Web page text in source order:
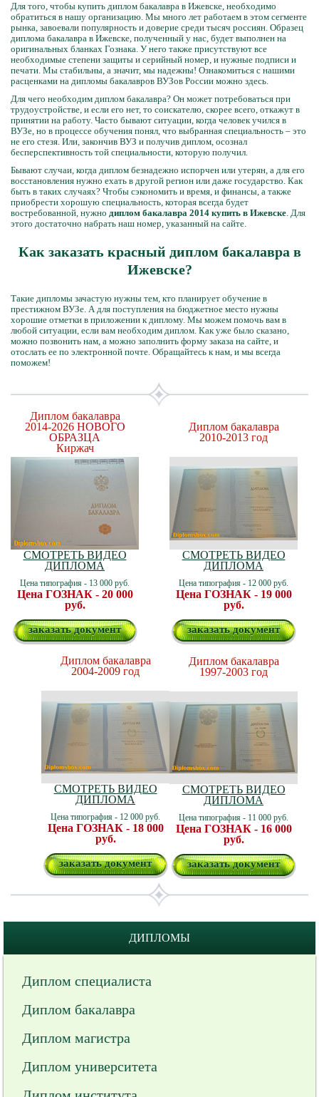
Для того, чтобы купить диплом бакалавра в Ижевске, необходимо
обратиться в нашу организацию. Мы много лет работаем в этом сегменте
рынка, завоевали популярность и доверие среди тысяч россиян. Образец
диплома бакалавра в Ижевске, полученный у нас, будет выполнен на
оригинальных бланках Гознака. У него также присутствуют все
необходимые степени защиты и серийный номер, и нужные подписи и
печати. Мы стабильны, а значит, мы надежны! Ознакомиться с нашими
расценками на дипломы бакалавров ВУЗов России можно здесь.
Для чего необходим диплом бакалавра? Он может потребоваться при
трудоустройстве, и если его нет, то соискателю, скорее всего, откажут в
принятии на работу. Часто бывают ситуации, когда человек учился в
ВУЗе, но в процессе обучения понял, что выбранная специальность – это
не его стезя. Или, закончив ВУЗ и получив диплом, осознал
бесперспективность той специальности, которую получил.
Бывают случаи, когда диплом безнадежно испорчен или утерян, а для его
восстановления нужно ехать в другой регион или даже государство. Как
быть в таких случаях? Чтобы сэкономить и время, и финансы, а также
приобрести хорошую специальность, которая всегда будет
востребованной, нужно диплом бакалавра 2014 купить в Ижевске. Для
этого достаточно набрать наш номер, указанный на сайте.
Как заказать красный диплом бакалавра в
Ижевске?
Такие дипломы зачастую нужны тем, кто планирует обучение в
престижном ВУЗе. А для поступления на бюджетное место нужны
хорошие отметки в приложении к диплому. Мы можем помочь вам в
любой ситуации, если вам необходим диплом. Как уже было сказано,
можно позвонить нам, а можно заполнить форму заказа на сайте, и
отослать ее по электронной почте. Обращайтесь к нам, и мы всегда
поможем!
Диплом бакалавра
2014-2026 НОВОГО
ОБРАЗЦА
Киржач
СМОТРЕТЬ ВИДЕО
ДИПЛОМА
Цена типография - 13 000 руб.
Цена ГОЗНАК - 20 000
руб.
заказать документ
Диплом бакалавра
2010-2013 год
СМОТРЕТЬ ВИДЕО
ДИПЛОМА
Цена типография - 12 000 руб.
Цена ГОЗНАК - 19 000
руб.
заказать документ
Диплом бакалавра
2004-2009 год
СМОТРЕТЬ ВИДЕО
ДИПЛОМА
Цена типография - 12 000 руб.
Цена ГОЗНАК - 18 000
руб.
заказать документ
Диплом бакалавра
1997-2003 год
СМОТРЕТЬ ВИДЕО
ДИПЛОМА
Цена типография - 11 000 руб.
Цена ГОЗНАК - 16 000
руб.
заказать документ
ДИПЛОМЫ
Диплом специалиста
Диплом бакалавра
Диплом магистра
Диплом университета